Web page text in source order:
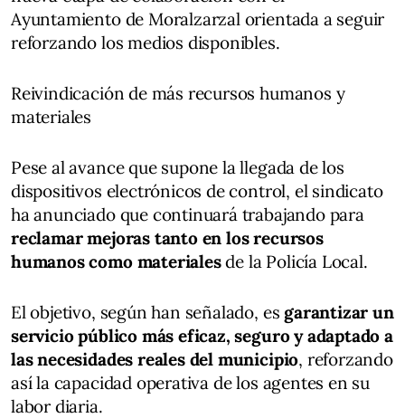
Ayuntamiento de Moralzarzal orientada a seguir
reforzando los medios disponibles.
Reivindicación de más recursos humanos y
materiales
Pese al avance que supone la llegada de los
dispositivos electrónicos de control, el sindicato
ha anunciado que continuará trabajando para
reclamar mejoras tanto en los recursos
humanos como materialesde la Policía Local.
El objetivo, según han señalado, es garantizar un
servicio público más eficaz, seguro y adaptado a
las necesidades reales del municipio, reforzando
así la capacidad operativa de los agentes en su
labor diaria.